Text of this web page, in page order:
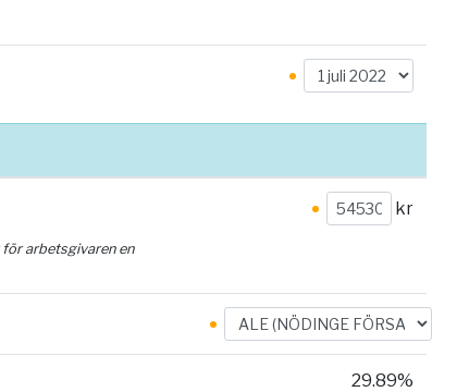
kr
arbetsgivaren en
29.89%